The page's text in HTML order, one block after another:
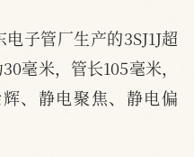
子管厂生产的3SJ1J超
毫米，管长105毫米，
、静电聚焦、静电偏